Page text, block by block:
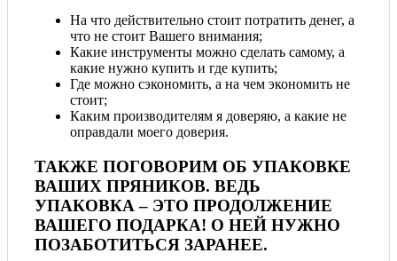
На что действительно стоит потратить денег, а
что не стоит Вашего внимания;
Какие инструменты можно сделать самому, а
какие нужно купить и где купить;
Где можно сэкономить, а на чем экономить не
стоит;
Каким производителям я доверяю, а какие не
оправдали моего доверия.
ТАКЖЕ ПОГОВОРИМ ОБ УПАКОВКЕ
ВАШИХ ПРЯНИКОВ. ВЕДЬ
УПАКОВКА – ЭТО ПРОДОЛЖЕНИЕ
ВАШЕГО ПОДАРКА! О НЕЙ НУЖНО
ПОЗАБОТИТЬСЯ ЗАРАНЕЕ.